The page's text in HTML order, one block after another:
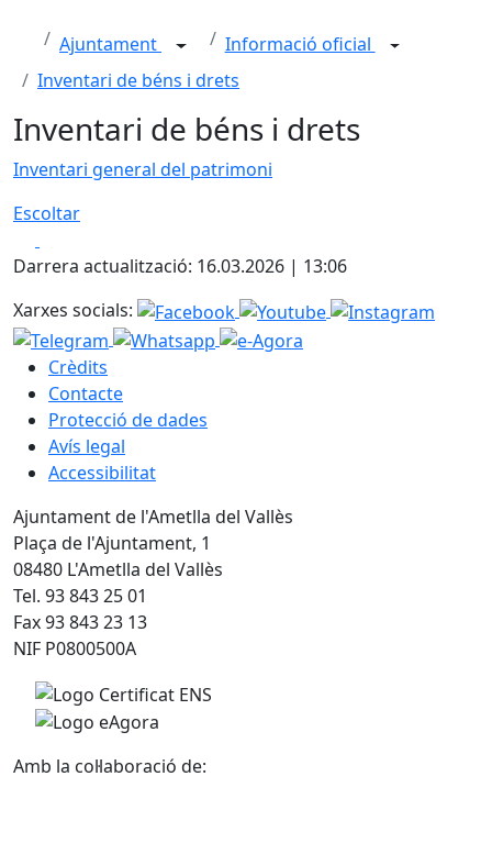
Ajuntament
Informació oficial
Inventari de béns i drets
Inventari de béns i drets
Inventari general del patrimoni
Escoltar
Darrera actualització: 16.03.2026 | 13:06
Xarxes socials:
Crèdits
Contacte
Protecció de dades
Avís legal
Accessibilitat
Ajuntament de l'Ametlla del Vallès
Plaça de l'Ajuntament, 1
08480 L'Ametlla del Vallès
Tel. 93 843 25 01
Fax 93 843 23 13
NIF P0800500A
Amb la col·laboració de: